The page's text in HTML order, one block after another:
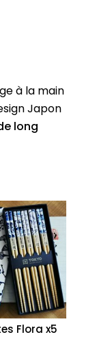
à la main
Japon
long
Flora x5